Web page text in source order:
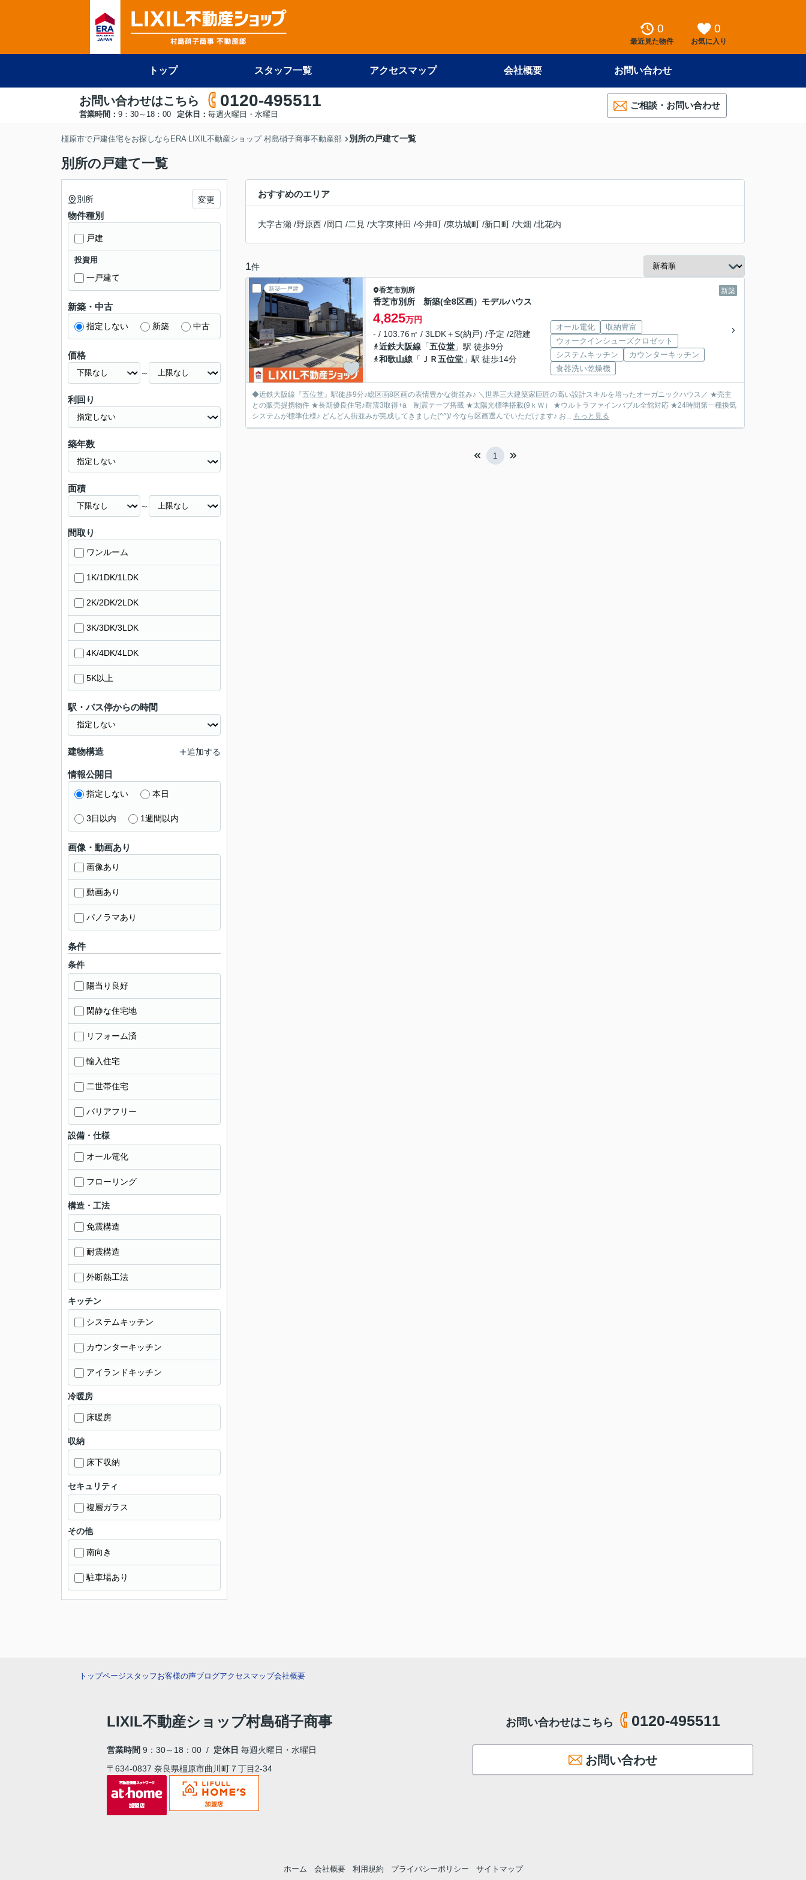
0
最近見た物件
0
お気に入り
トップ スタッフ一覧 アクセスマップ 会社概要 お問い合わせ
お問い合わせはこちら 0120-495511
営業時間： 9：30～18：00 定休日： 毎週火曜日・水曜日
ご相談・お問い合わせ
橿原市で戸建住宅をお探しならERA LIXIL不動産ショップ 村島硝子商事不動産部 別所の戸建て一覧
別所の戸建て一覧
おすすめのエリア
大字古瀬 /野原西 /岡口 /二見 /大字東持田 /今井町 /東坊城町 /新口町 /大畑 /北花内
1件
新築一戸建 新築
香芝市別所
香芝市別所 新築(全8区画）モデルハウス
4,825万円
- / 103.76㎡ / 3LDK＋S(納戸) /予定 /2階建
近鉄大阪線 「五位堂 」駅 徒歩9分
和歌山線 「 ＪＲ五位堂 」駅 徒歩14分
オール電化
収納豊富
ウォークインシューズクロゼット
システムキッチン
カウンターキッチン
食器洗い乾燥機
◆近鉄大阪線『五位堂』駅徒歩9分♪総区画8区画の表情豊かな街並み♪ ＼世界三大建築家巨匠の高い設計スキルを培ったオーガニックハウス／ ★売主
との販売提携物件 ★長期優良住宅♪耐震3取得+a 制震テープ搭載 ★太陽光標準搭載(9ｋＷ） ★ウルトラファインバブル全館対応 ★24時間第一種換気
システムが標準仕様♪ どんどん街並みが完成してきました(^^)/ 今なら区画選んでいただけます♪ お... もっと見る
1
別所 変更
物件種別
戸建
投資用
一戸建て
新築・中古
指定しない 新築 中古
価格
～
利回り
築年数
面積
～
間取り
ワンルーム
1K/1DK/1LDK
2K/2DK/2LDK
3K/3DK/3LDK
4K/4DK/4LDK
5K以上
駅・バス停からの時間
建物構造 追加する
情報公開日
指定しない 本日
3日以内 1週間以内
画像・動画あり
画像あり
動画あり
パノラマあり
条件
条件
陽当り良好
閑静な住宅地
リフォーム済
輸入住宅
二世帯住宅
バリアフリー
設備・仕様
オール電化
フローリング
構造・工法
免震構造
耐震構造
外断熱工法
キッチン
システムキッチン
カウンターキッチン
アイランドキッチン
冷暖房
床暖房
収納
床下収納
セキュリティ
複層ガラス
その他
南向き
駐車場あり
トップページスタッフお客様の声ブログアクセスマップ会社概要
LIXIL不動産ショップ村島硝子商事
営業時間 9：30～18：00 / 定休日 毎週火曜日・水曜日
〒634-0837 奈良県橿原市曲川町７丁目2-34
お問い合わせはこちら 0120-495511
お問い合わせ
ホーム 会社概要 利用規約 プライバシーポリシー サイトマップ